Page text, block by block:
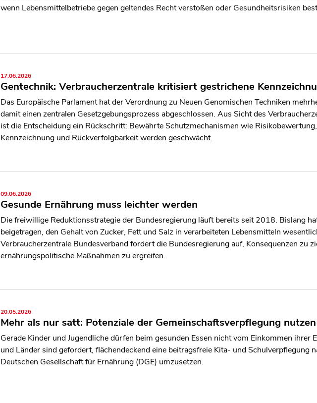
wenn Lebensmittelbetriebe gegen geltendes Recht verstoßen oder Gesundheitsrisiken
17.06.2026
Gentechnik: Verbraucherzentrale kritisiert gestrichene
Das Europäische Parlament hat der Verordnung zu Neuen Genomischen Techniken
damit einen zentralen Gesetzgebungsprozess abgeschlossen. Aus Sicht des
ist die Entscheidung ein Rückschritt: Bewährte Schutzmechanismen wie
Kennzeichnung und Rückverfolgbarkeit werden geschwächt.
09.06.2026
Gesunde Ernährung muss leichter werden
Die freiwillige Reduktionsstrategie der Bundesregierung läuft bereits seit 2018. Bislang
beigetragen, den Gehalt von Zucker, Fett und Salz in verarbeiteten Lebensmitteln
Verbraucherzentrale Bundesverband fordert die Bundesregierung auf, Konsequenzen zu
ernährungspolitische Maßnahmen zu ergreifen.
20.05.2026
Mehr als nur satt: Potenziale der Gemeinschaftsverpflegung nutzen
Gerade Kinder und Jugendliche dürfen beim gesunden Essen nicht vom Einkommen ihrer
und Länder sind gefordert, flächendeckend eine beitragsfreie Kita- und Schulverpflegung
Deutschen Gesellschaft für Ernährung (DGE) umzusetzen.